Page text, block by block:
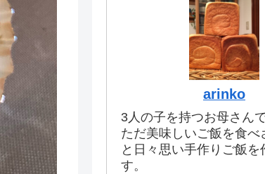
arinko
3人の子を持つお母さんで
ただ美味しいご飯を食べ
と日々思い手作りご飯を
す。